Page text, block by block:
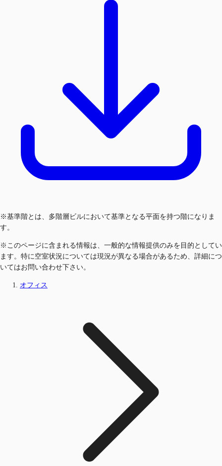
※基準階とは、多階層ビルにおいて基準となる平面を持つ階になりま
す。
※このページに含まれる情報は、一般的な情報提供のみを目的としてい
ます。特に空室状況については現況が異なる場合があるため、詳細につ
いてはお問い合わせ下さい。
オフィス